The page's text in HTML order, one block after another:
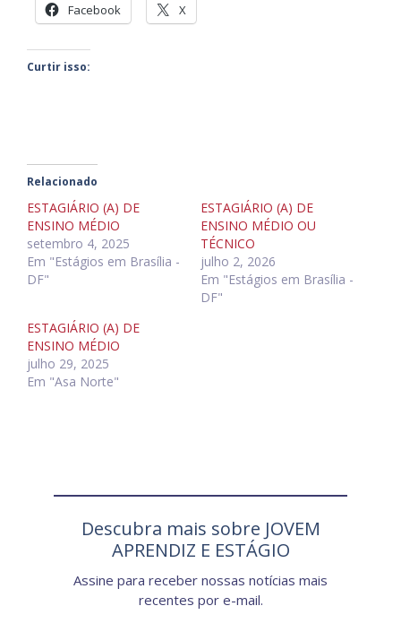
Facebook X
Curtir isso:
Relacionado
ESTAGIÁRIO (A) DE
ENSINO MÉDIO
setembro 4, 2025
Em "Estágios em Brasília -
DF"
ESTAGIÁRIO (A) DE
ENSINO MÉDIO OU
TÉCNICO
julho 2, 2026
Em "Estágios em Brasília -
DF"
ESTAGIÁRIO (A) DE
ENSINO MÉDIO
julho 29, 2025
Em "Asa Norte"
Descubra mais sobre JOVEM
APRENDIZ E ESTÁGIO
Assine para receber nossas notícias mais
recentes por e-mail.